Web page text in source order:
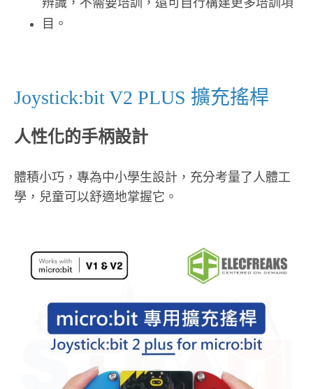
辨識，不需要培訓，還可自行構建更多培訓項
目。
Joystick:bit V2 PLUS 擴充搖桿
人性化的手柄設計
體積小巧，專為中小學生設計，充分考量了人體工
學，兒童可以舒適地掌握它。